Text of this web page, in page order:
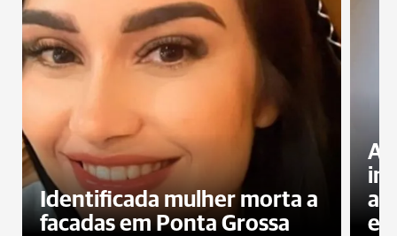
Identificada mulher morta a
facadas em Ponta Grossa